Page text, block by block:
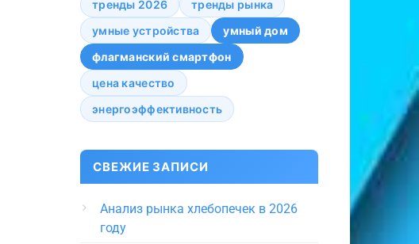
тренды 2026
тренды рынка
умные устройства
умный дом
флагманский смартфон
цена качество
энергоэффективность
СВЕЖИЕ ЗАПИСИ
Анализ рынка хлебопечек в 2026
году